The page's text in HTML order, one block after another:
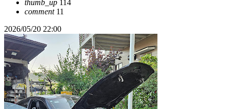
thumb_up 114
comment11
2026/05/20 22:00